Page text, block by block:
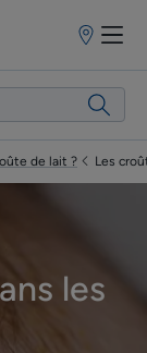
Points
vente
de lait ? Les
les